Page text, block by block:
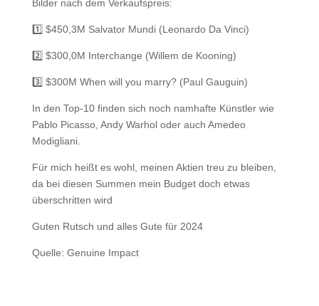
Bilder nach dem Verkaufspreis:
1️⃣ $450,3M Salvator Mundi (Leonardo Da Vinci)
2️⃣ $300,0M Interchange (Willem de Kooning)
3️⃣ $300M When will you marry? (Paul Gauguin)
In den Top-10 finden sich noch namhafte Künstler wie
Pablo Picasso, Andy Warhol oder auch Amedeo
Modigliani.
Für mich heißt es wohl, meinen Aktien treu zu bleiben,
da bei diesen Summen mein Budget doch etwas
überschritten wird
Guten Rutsch und alles Gute für 2024
Quelle: Genuine Impact